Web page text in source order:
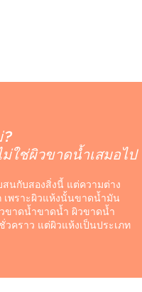
ใช่ผิวขาดน้ำเสมอไป
นกับสองสิ่งนี้ แต่ความต่าง
เพราะผิวแห้งนั้นขาดน้ำมัน
ขาดน้ำขาดน้ำ ผิวขาดน้ำ
วคราว แต่ผิวแห้งเป็นประเภท